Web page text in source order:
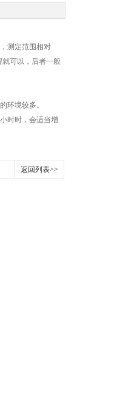
测定范围相对
就可以，后者一般
环境较多。
时时，会适当增
返回列表>>